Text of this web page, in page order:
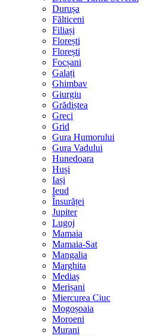
Durușa
Fălticeni
Filiași
Florești
Florești
Focșani
Galați
Ghimbav
Giurgiu
Grădiștea
Greci
Grid
Gura Humorului
Gura Vadului
Hunedoara
Huși
Iași
Ieud
Însurăței
Jupiter
Lugoj
Mamaia
Mamaia-Sat
Mangalia
Marghita
Mediaș
Merișani
Miercurea Ciuc
Mogoșoaia
Moroeni
Murani